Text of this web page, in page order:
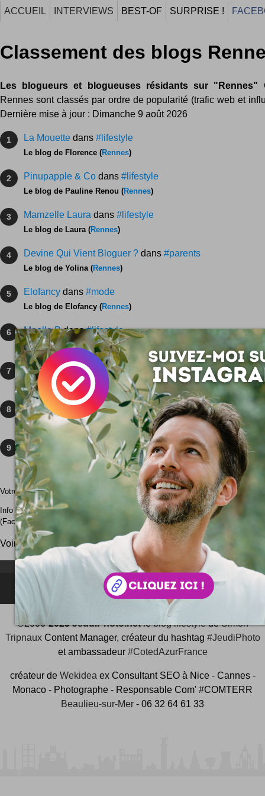
ACCUEIL INTERVIEWS BEST-OF SURPRISE !
Classement des blogs
Les blogueurs et blogueuses résidants sur "Rennes"
Rennes sont classés par ordre de popularité (trafic web et
Dernière mise à jour : Dimanche 9 août 2026
1 La Mouette dans #lifestyle
Le blog de Florence (Rennes)
2 Pinupapple & Co dans #lifestyle
Le blog de Pauline Renou (Rennes)
3 Mamzelle Laura dans #lifestyle
Le blog de Laura (Rennes)
4 Devine Qui Vient Bloguer ? dans #parents
Le blog de Yolina (Rennes)
5 Elofancy dans #mode
Le blog de Elofancy (Rennes)
6 Maella Bdans#lifestyle
Le blog de Maëlla ( Rennes)
7 Koalisadans#lifestyle
Le blog de Koalisa ( Rennes)
8 Juliette Kitsch dans#mode
Le blog de Juliette (Rennes
9 Sourires Nomadesdans #voyages
Le blog de Charly (Rennes)
Votre blog ne figure pas dans le classement ?Contactez-moipour réparer
Info : le classement est effectué selon les données de traffic web Alexa et
(Facebook/Twitter) des blogs. Cette liste n'est pas exhaustive !
Voir leclassement généraldes meilleurs blogs.
NEWSLETTER FOR EVER !
©2006-2025 JeudiPhoto.netleblog lifestyledeSimon
TripnauxContent Manager, créateur du hashtag #JeudiPhoto
et ambassadeur #CotedAzurFrance
créateur de Wekidea ex Consultant SEO à Nice - Cannes -
Monaco - Photographe - Responsable Com' #COMTERR
Beaulieu-sur-Mer - 06 32 64 61 33